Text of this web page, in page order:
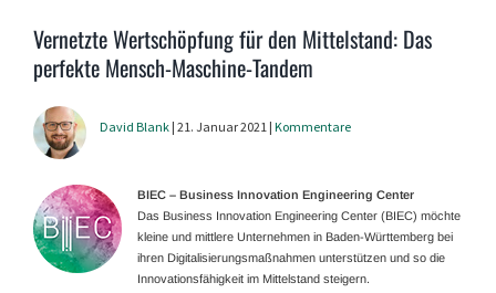
Vernetzte Wertschöpfung für den Mittelstand: Das
perfekte Mensch-Maschine-Tandem
David Blank | 21. Januar 2021 | Kommentare
BIEC – Business Innovation Engineering Center
Das Business Innovation Engineering Center (BIEC) möchte
kleine und mittlere Unternehmen in Baden-Württemberg bei
ihren Digitalisierungsmaßnahmen unterstützen und so die
Innovationsfähigkeit im Mittelstand steigern.